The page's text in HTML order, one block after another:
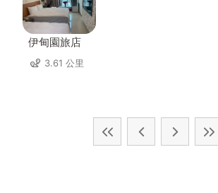
伊甸園旅店
3.61 公里